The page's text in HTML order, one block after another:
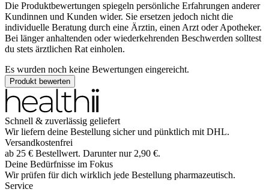
Die Produktbewertungen spiegeln persönliche Erfahrungen anderer
Kundinnen und Kunden wider. Sie ersetzen jedoch nicht die
individuelle Beratung durch eine Ärztin, einen Arzt oder Apotheker.
Bei länger anhaltenden oder wiederkehrenden Beschwerden solltest
du stets ärztlichen Rat einholen.
Es wurden noch keine Bewertungen eingereicht.
Produkt bewerten
Schnell & zuverlässig geliefert
Wir liefern deine Bestellung sicher und pünktlich mit DHL.
Versandkostenfrei
ab 25 € Bestellwert. Darunter nur 2,90 €.
Deine Bedürfnisse im Fokus
Wir prüfen für dich wirklich jede Bestellung pharmazeutisch.
Service